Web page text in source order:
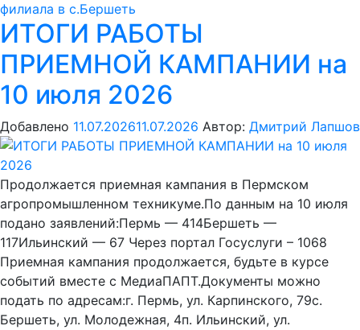
филиала в с.Бершеть
ИТОГИ РАБОТЫ
ПРИЕМНОЙ КАМПАНИИ на
10 июля 2026
Добавлено 11.07.202611.07.2026 Автор: Дмитрий Лапшов
Продолжается приемная кампания в Пермском
агропромышленном техникуме.По данным на 10 июля
подано заявлений:Пермь — 414Бершеть —
117Ильинский — 67 Через портал Госуслуги – 1068
Приемная кампания продолжается, будьте в курсе
событий вместе с МедиаПАПТ.Документы можно
подать по адресам:г. Пермь, ул. Карпинского, 79с.
Бершеть, ул. Молодежная, 4п. Ильинский, ул.